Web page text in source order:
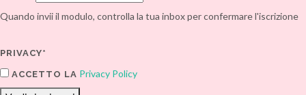
Quando invii il modulo, controlla la tua inbox per confermare l'iscrizione
PRIVACY*
ACCETTO LA Privacy Policy